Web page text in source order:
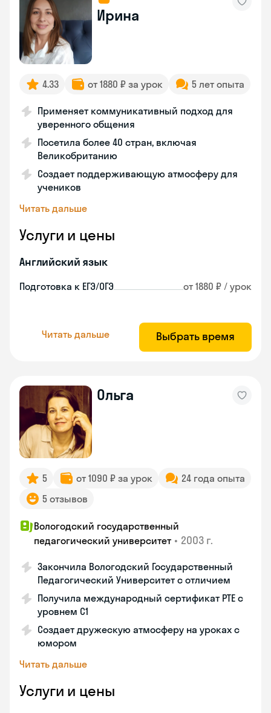
Ирина
4.33 от 1880 ₽ за урок 5 лет опыта
Применяет коммуникативный подход для
уверенного общения
Посетила более 40 стран, включая
Великобританию
Создает поддерживающую атмосферу для
учеников
Читать дальше
Услуги и цены
Английский язык
Подготовка к ЕГЭ/ОГЭ от 1880 ₽ / урок
Читать дальше Выбрать время
Ольга
5 от 1090 ₽ за урок
24 года опыта
5 отзывов
Вологодский государственный
педагогический университет • 2003 г.
Закончила Вологодский Государственный
Педагогический Университет с отличием
Получила международный сертификат PTE с
уровнем C1
Создает дружескую атмосферу на уроках с
юмором
Читать дальше
Услуги и цены